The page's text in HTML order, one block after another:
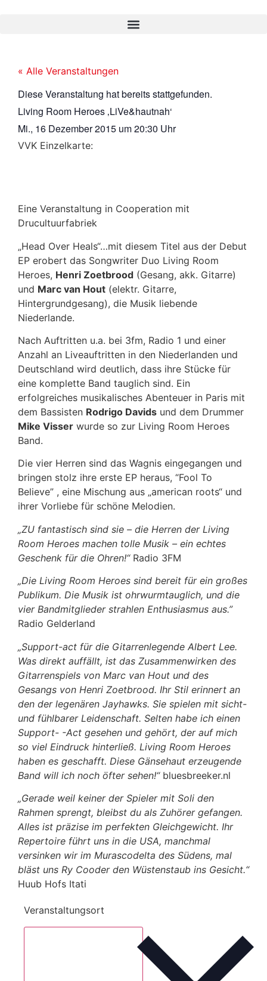
« Alle Veranstaltungen
Diese Veranstaltung hat bereits stattgefunden.
Living Room Heroes ‚LiVe&hautnah‘
Mi., 16 Dezember 2015 um20:30 Uhr
VVK Einzelkarte:
Eine Veranstaltung in Cooperation mit
Drucultuurfabriek
„Head Over Heals“…mit diesem Titel aus der Debut
EP erobert das Songwriter Duo Living Room
Heroes, Henri Zoetbrood (Gesang, akk. Gitarre)
und Marc van Hout (elektr. Gitarre,
Hintergrundgesang), die Musik liebende
Niederlande.
Nach Auftritten u.a. bei 3fm, Radio 1 und einer
Anzahl an Liveauftritten in den Niederlanden und
Deutschland wird deutlich, dass ihre Stücke für
eine komplette Band tauglich sind. Ein
erfolgreiches musikalisches Abenteuer in Paris mit
dem Bassisten Rodrigo Davids und dem Drummer
Mike Visser wurde so zur Living Room Heroes
Band.
Die vier Herren sind das Wagnis eingegangen und
bringen stolz ihre erste EP heraus, “Fool To
Believe” , eine Mischung aus „american roots“ und
ihrer Vorliebe für schöne Melodien.
„ZU fantastisch sind sie – die Herren der Living
Room Heroes machen tolle Musik – ein echtes
Geschenk für die Ohren!“Radio 3FM
„Die Living Room Heroes sind bereit für ein großes
Publikum. Die Musik ist ohrwurmtauglich, und die
vier Bandmitglieder strahlen Enthusiasmus aus.”
Radio Gelderland
„Support-act für die Gitarrenlegende Albert Lee.
Was direkt auffällt, ist das Zusammenwirken des
Gitarrenspiels von Marc van Hout und des
Gesangs von Henri Zoetbrood. Ihr Stil erinnert an
den der legenären Jayhawks. Sie spielen mit sicht-
und fühlbarer Leidenschaft. Selten habe ich einen
Support- -Act gesehen und gehört, der auf mich
so viel Eindruck hinterließ. Living Room Heroes
haben es geschafft. Diese Gänsehaut erzeugende
Band will ich noch öfter sehen!“bluesbreeker.nl
„Gerade weil keiner der Spieler mit Soli den
Rahmen sprengt, bleibst du als Zuhörer gefangen.
Alles ist präzise im perfekten Gleichgewicht. Ihr
Repertoire führt uns in die USA, manchmal
versinken wir im Murascodelta des Südens, mal
bläst uns Ry Cooder den Wüstenstaub ins Gesicht.“
Huub Hofs Itati
Veranstaltungsort